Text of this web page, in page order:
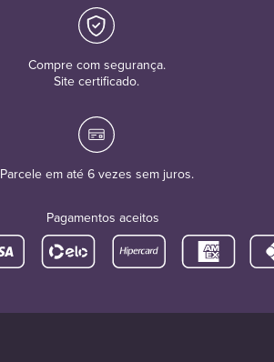
Compre com segurança.
Site certificado.
Parcele em até 6 vezes sem juros.
Pagamentos aceitos